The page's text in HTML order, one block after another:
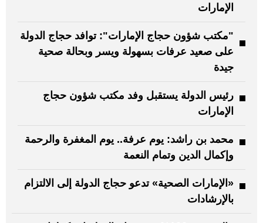
الإمارات
"مكتب شؤون حجاج الإمارات": توافد حجاج الدولة
على صعيد عرفات بسهولة ويسر وبحالة صحية
جيدة
رئيس الدولة يستقبل وفد مكتب شؤون حجاج
الإمارات
محمد بن راشد: يوم عرفة.. يوم المغفرة والرحمة
وإكمال الدين وتمام النعمة
«الإمارات الصحية» تدعو حجاج الدولة إلى الالتزام
بالإرشادات